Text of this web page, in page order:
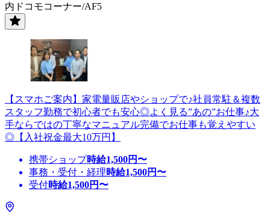
内ドコモコーナー/AF5
【スマホご案内】家電量販店やショップで♪社員常駐＆複数
スタッフ勤務で初心者でも安心◎よく見る”あの”お仕事♪大
手ならではの丁寧なマニュアル完備でお仕事も覚えやすい
◎【入社祝金最大10万円】
携帯ショップ時給1,500円〜
事務・受付・経理時給1,500円〜
受付時給1,500円〜